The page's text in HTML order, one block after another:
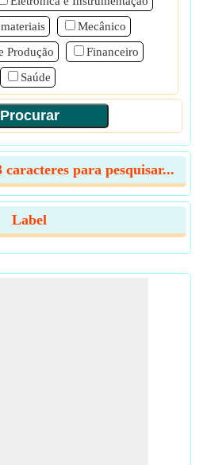
Mecânico
Produção
Financeiro
Saúde
para pesquisar...
Label